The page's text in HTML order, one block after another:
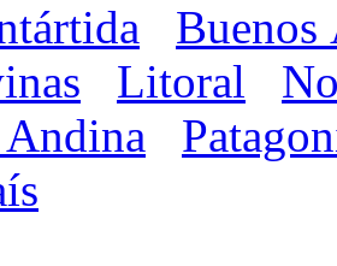
Buenos
Litoral